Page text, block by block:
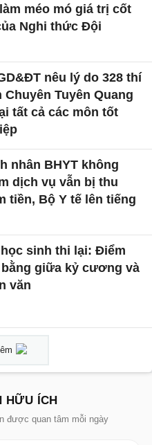
méo mó giá trị cốt
Nghi thức Đội
nêu lý do 328 thí
Chuyên Tuyên Quang
tất cả các môn tốt
nhân BHYT không
dịch vụ vẫn bị thu
tiền, Bộ Y tế lên tiếng
học sinh thi lại: Điểm
giữa kỷ cương và
văn
HỮU ÍCH
được quan tâm mỗi ngày